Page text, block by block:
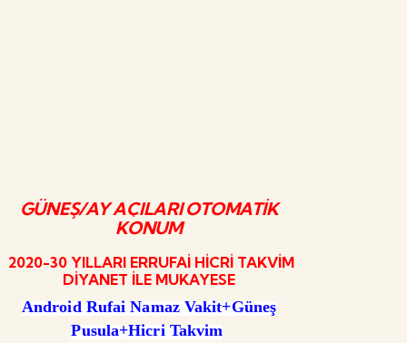
GÜNEŞ/AY AÇILARI OTOMATİK
KONUM
2020-30 YILLARI ERRUFAİ HİCRİ TAKVİM
DİYANET İLE MUKAYESE
Android Rufai Namaz Vakit+Güneş
Pusula+Hicri Takvim